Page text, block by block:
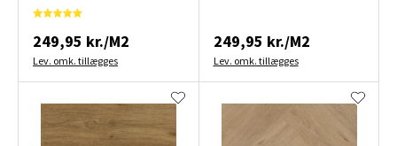
249,95 kr./M2
Lev. omk. tillægges
249,95 kr./M2
Lev. omk. tillægges